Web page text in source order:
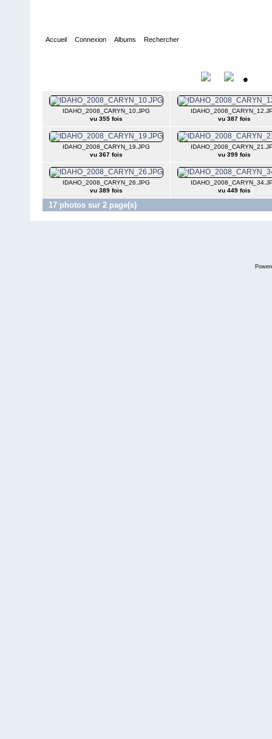
Accueil Connexion Albums Rechercher
•
IDAHO_2008_CARYN_10.JPG
vu 355 fois
vu 387 fois
IDAHO_2008_CARYN_19.JPG
vu 367 fois
vu 399 fois
IDAHO_2008_CARYN_26.JPG
vu 389 fois
vu 449 fois
17 photos sur 2 page(s)